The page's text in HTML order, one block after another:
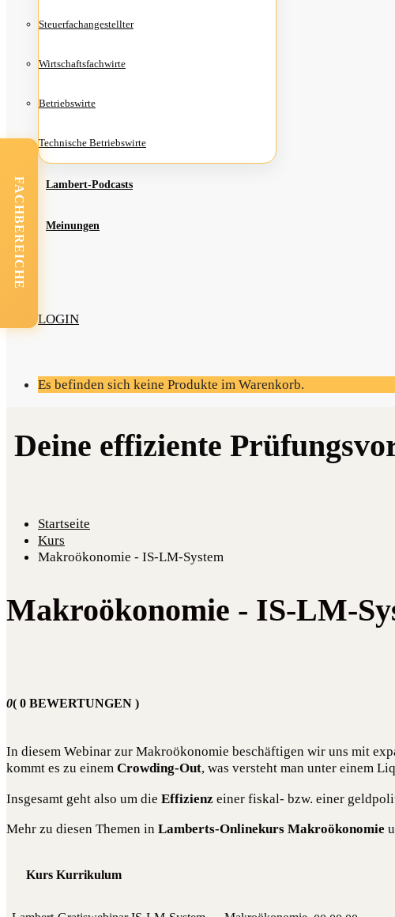
Steu­er­fach­an­ge­stell­ter
Wirt­schafts­fach­wir­te
Betriebs­wir­te
Tech­ni­sche Betriebswirte
Lam­­bert-Pod­­casts
Mei­nun­gen
LOGIN
Es befinden sich keine Produkte im Warenkorb.
Startseite
Kurs
Makroökonomie - IS-LM-System
Makroökonomie - IS-LM-
0( 0 BEWERTUNGEN )
In die­sem Web­i­nar zur Makro­öko­no­mie beschäf­ti­gen wir uns mit
kommt es zu einem Crow­ding-Out, was ver­steht man unter einem
Ins­ge­samt geht also um die Effi­zi­enz einer fis­kal- bzw. einer
Mehr zu die­sen The­men in Lam­berts-Online­kurs Makro­öko­no­mie
Kurs Kurrikulum
FACHBEREICHE